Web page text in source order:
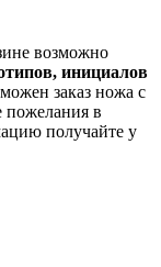
возможно
инициалов
заказ ножа с
пожелания в
получайте у